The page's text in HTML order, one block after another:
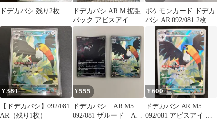
ドデカバシ 残り2枚
ドデカバシ AR M 拡張
パック アビスアイ
092/081
ポケモンカード ドデカ
バシ AR 092/081 2枚セ
ット 美品
¥380
【ドデカバシ】092/081
AR（残り1枚）
¥555
ドデカバシ AR M5
092/081 ザルード AR
¥600
ドデカバシ AR M5
092/081 アビスアイ ポ